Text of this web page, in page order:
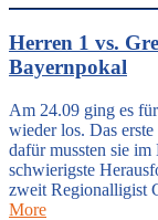
Herren 1 vs.
Bayernpokal
Am 24.09 ging es
wieder los. Das
dafür mussten sie
schwierigste
zweit Regionalligist
More